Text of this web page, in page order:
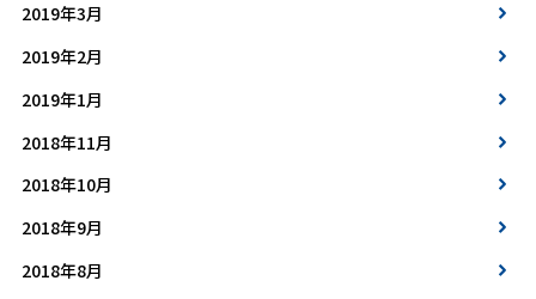
2019年3月
2019年2月
2019年1月
2018年11月
2018年10月
2018年9月
2018年8月